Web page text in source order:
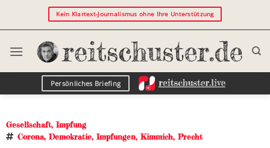
Kein Klartext-Journalismus ohne Ihre Unterstützung
Persönliches Briefing
Gesellschaft,Impfung
Corona,Demokratie,Impfungen, Kimmich,Precht